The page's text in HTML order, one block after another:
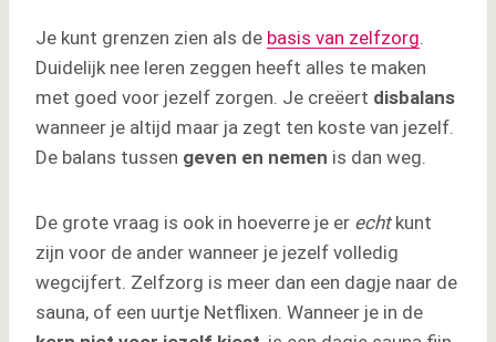
Je kunt grenzen zien als de basis van zelfzorg.
Duidelijk nee leren zeggen heeft alles te maken
met goed voor jezelf zorgen. Je creëert disbalans
wanneer je altijd maar ja zegt ten koste van jezelf.
De balans tussen geven en nemen is dan weg.
De grote vraag is ook in hoeverre je er echt kunt
zijn voor de ander wanneer je jezelf volledig
wegcijfert. Zelfzorg is meer dan een dagje naar de
sauna, of een uurtje Netflixen. Wanneer je in de